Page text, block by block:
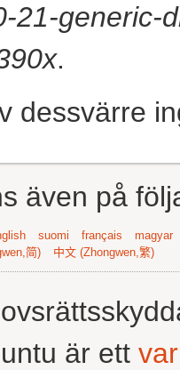
21-generic-
.
dessvärre
även på
suomi français
magyar
简) 中文 (Zhongwen,繁)
är ett